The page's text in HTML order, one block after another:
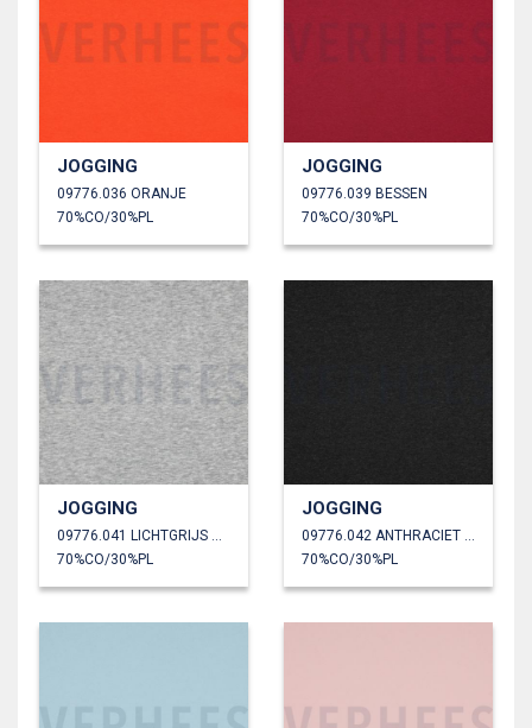
JOGGING
09776.036 ORANJE
70%CO/30%PL
JOGGING
09776.039 BESSEN
70%CO/30%PL
JOGGING
09776.041 LICHTGRIJS GEMÊLEERD
70%CO/30%PL
JOGGING
09776.042 ANTHRACIET GEMÊLEERD
70%CO/30%PL